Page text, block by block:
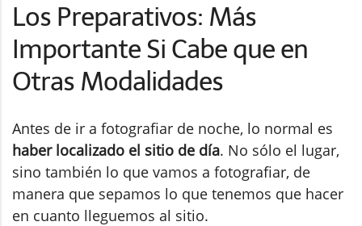
Los Preparativos: Más
Importante Si Cabe que en
Otras Modalidades
Antes de ir a fotografiar de noche, lo normal es
haber localizado el sitio de día. No sólo el lugar,
sino también lo que vamos a fotografiar, de
manera que sepamos lo que tenemos que hacer
en cuanto lleguemos al sitio.